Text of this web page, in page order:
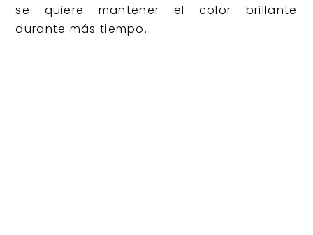
se quiere mantener el color brillante
durante más tiempo.